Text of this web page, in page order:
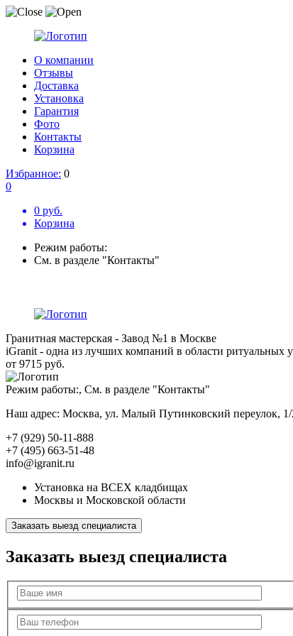
О компании
Отзывы
Доставка
Установка
Гарантия
Фото
Контакты
Корзина
Избранное: 0
0
0 руб.
Корзина
Режим работы:
См. в разделе "Контакты"
Гранитная мастерская - Завод №1 в Москве
iGranit - одна из лучших компаний в области ритуальных
от 9715 руб.
Режим работы:, См. в разделе "Контакты"
Наш адрес: Москва, ул. Малый Путинковский переулок,
+7 (929) 50-11-888
+7 (495) 663-51-48
info@igranit.ru
Установка на ВСЕХ кладбищах
Москвы и Московской области
Заказать выезд специалиста
Заказать выезд специалиста